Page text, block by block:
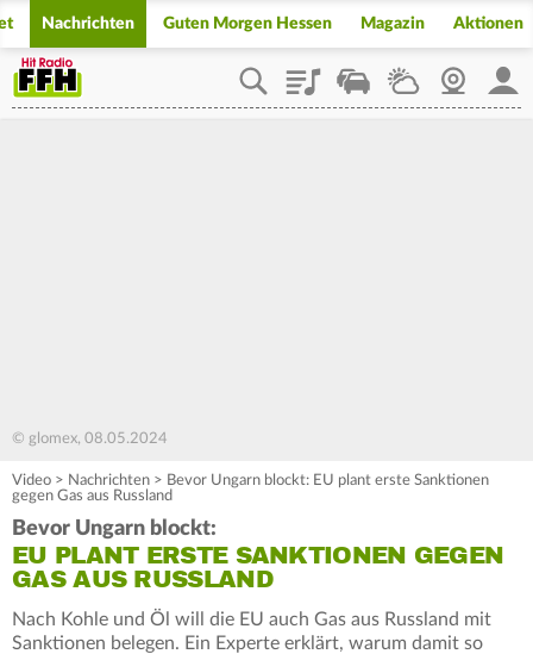
Nachrichten Guten Morgen Hessen Magazin Aktionen
PlaylistStaupilotWetterWebcam
© glomex, 08.05.2024
Video > Nachrichten > Bevor Ungarn blockt: EU plant erste Sanktionen
gegen Gas aus Russland
Bevor Ungarn blockt:
EU PLANT ERSTE SANKTIONEN GEGEN
GAS AUS RUSSLAND
Nach Kohle und Öl will die EU auch Gas aus Russland mit
Sanktionen belegen. Ein Experte erklärt, warum damit so